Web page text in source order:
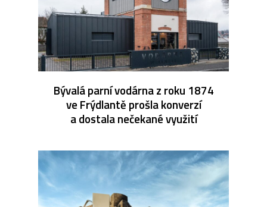
Bývalá parní vodárna z roku 1874
ve Frýdlantě prošla konverzí
a dostala nečekané využití